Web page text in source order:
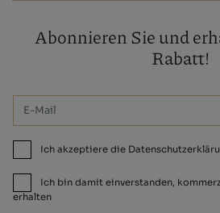
Abonnieren Sie und
Rabatt!
Ich akzeptiere die
Ich bin damit einverstanden,
erhalten